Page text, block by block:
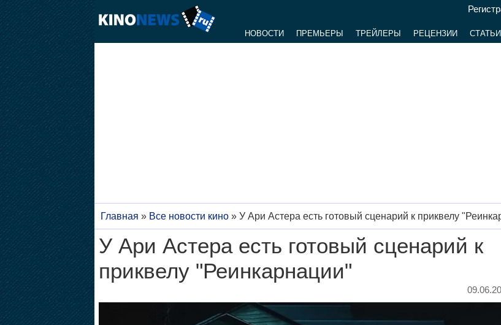
НОВОСТИ ПРЕМЬЕРЫ ТРЕЙЛЕРЫ РЕЦЕНЗИИ СТАТЬИ
Главная » Все новости кино» У Ари Астера есть готовый сценарий к приквелу
У Ари Астера есть готовый сценарий к
приквелу "Реинкарнации"